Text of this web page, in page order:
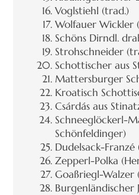
Voglstiehl (trad.)
Wolfauer Wickler
Schöns Dirndl.
Strohschneider
Schottischer aus
Mattersburger
Kroatisch
Csárdás aus
Schneeglöckerl-
Schönfeldinger)
Dudelsack-
Zepperl-Polka
Goaßriegl-
Burgenländischer